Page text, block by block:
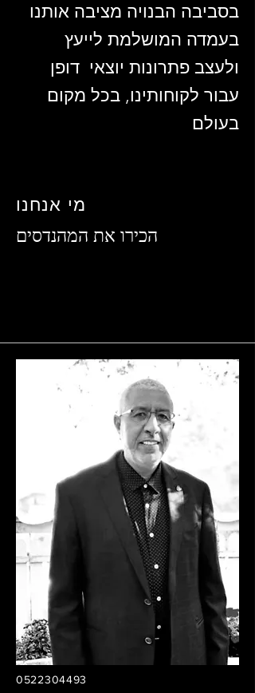
בסביבה הבנויה מציבה אותנו
בעמדה המושלמת לייעץ
ולעצב פתרונות יוצאי דופן
עבור לקוחותינו, בכל מקום
בעולם
מי אנחנו
הכירו את המהנדסים
0522304493